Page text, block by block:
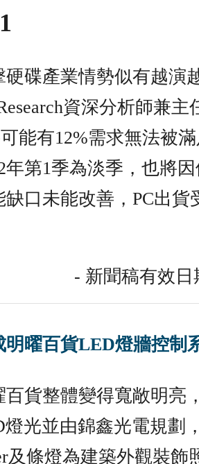
硬碟產業情勢似有越演
資深分析師兼主
能有12%需求無法被
年第1季為淡季，也將
缺口未能改善，PC出貨
- 新聞稿有效日
明曜百貨LED燈牆控制
百貨整體變得寬敞明亮
燈光並由錦鑫光電規劃
及條燈為建築外觀裝飾